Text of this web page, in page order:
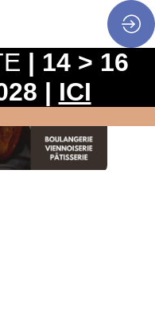
| 14 > 16
| ICI